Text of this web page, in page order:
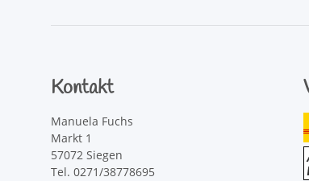
Kontakt
Manuela Fuchs
Markt 1
57072 Siegen
Tel. 0271/38778695